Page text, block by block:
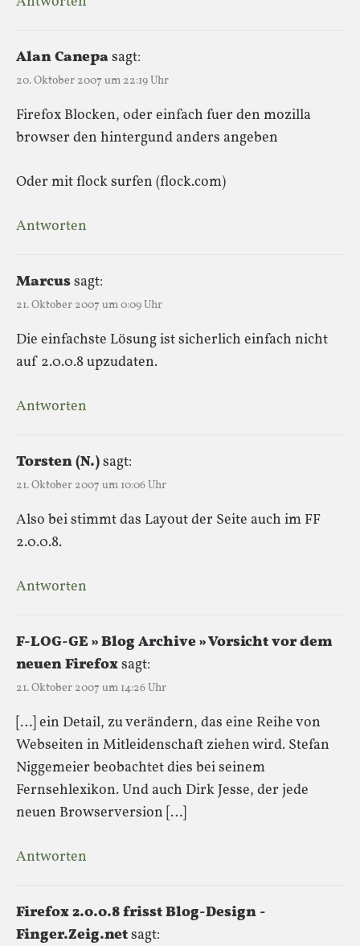
Alan Canepasagt:
20. Oktober 2007 um 22:19 Uhr
Firefox Blocken, oder einfach fuer den mozilla
browser den hintergund anders angeben
Oder mit flock surfen (flock.com)
Antworten
Marcussagt:
21. Oktober 2007 um 0:09 Uhr
Die einfachste Lösung ist sicherlich einfach nicht
auf 2.0.0.8 upzudaten.
Antworten
Torsten (N.)sagt:
21. Oktober 2007 um 10:06 Uhr
Also bei stimmt das Layout der Seite auch im FF
2.0.0.8.
Antworten
F-LOG-GE » Blog Archive » Vorsicht vor dem
neuen Firefoxsagt:
21. Oktober 2007 um 14:26 Uhr
[…] ein Detail, zu verändern, das eine Reihe von
Webseiten in Mitleidenschaft ziehen wird. Stefan
Niggemeier beobachtet dies bei seinem
Fernsehlexikon. Und auch Dirk Jesse, der jede
neuen Browserversion […]
Antworten
Firefox 2.0.0.8 frisst Blog-Design -
Finger.Zeig.netsagt: